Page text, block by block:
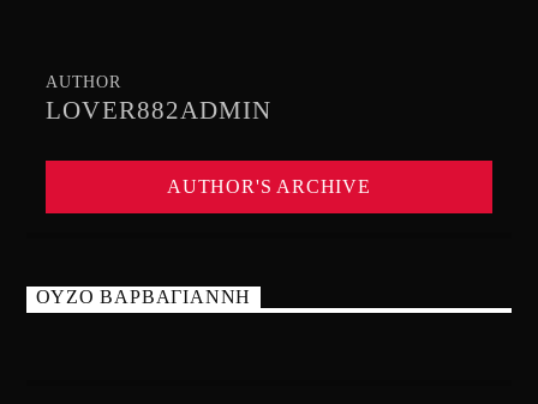
AUTHOR
LOVER882ADMIN
AUTHOR'S ARCHIVE
ΟΥΖΟ ΒΑΡΒΑΓΙΑΝΝΗ